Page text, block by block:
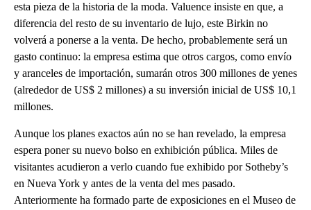
esta pieza de la historia de la moda. Valuence insiste en que, a
diferencia del resto de su inventario de lujo, este Birkin no
volverá a ponerse a la venta. De hecho, probablemente será un
gasto continuo: la empresa estima que otros cargos, como envío
y aranceles de importación, sumarán otros 300 millones de yenes
(alrededor de US$ 2 millones) a su inversión inicial de US$ 10,1
millones.
Aunque los planes exactos aún no se han revelado, la empresa
espera poner su nuevo bolso en exhibición pública. Miles de
visitantes acudieron a verlo cuando fue exhibido por Sotheby’s
en Nueva York y antes de la venta del mes pasado.
Anteriormente ha formado parte de exposiciones en el Museo de